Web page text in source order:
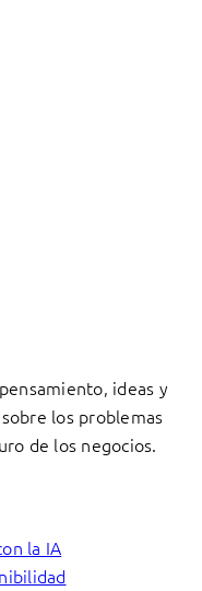
ideas y
los problemas
de los negocios.
la IA